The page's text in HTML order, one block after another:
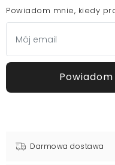
Powiadom mnie, kiedy
Darmowa dostawa